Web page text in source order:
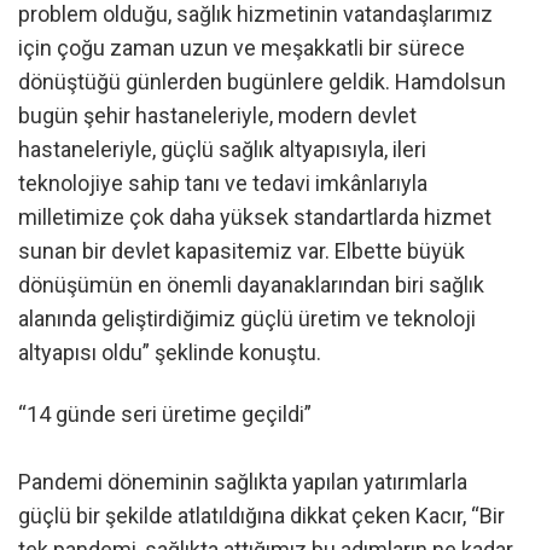
problem olduğu, sağlık hizmetinin vatandaşlarımız
için çoğu zaman uzun ve meşakkatli bir sürece
dönüştüğü günlerden bugünlere geldik. Hamdolsun
bugün şehir hastaneleriyle, modern devlet
hastaneleriyle, güçlü sağlık altyapısıyla, ileri
teknolojiye sahip tanı ve tedavi imkânlarıyla
milletimize çok daha yüksek standartlarda hizmet
sunan bir devlet kapasitemiz var. Elbette büyük
dönüşümün en önemli dayanaklarından biri sağlık
alanında geliştirdiğimiz güçlü üretim ve teknoloji
altyapısı oldu” şeklinde konuştu.
“14 günde seri üretime geçildi”
Pandemi döneminin sağlıkta yapılan yatırımlarla
güçlü bir şekilde atlatıldığına dikkat çeken Kacır, “Bir